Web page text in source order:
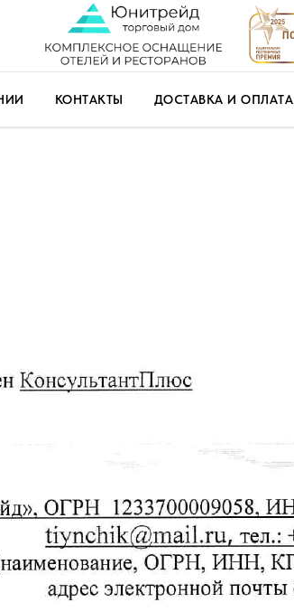
КОНТАКТЫ ДОСТАВКА И ОПЛАТА